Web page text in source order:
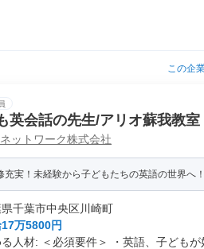
この企
英会話の先生/アリオ蘇我教室
ットワーク株式会社
充実！未経験から子どもたちの英語の世界へ！
千葉市中央区川崎町
17万5800円
人材: ＜必須要件＞ ・英語、子どもが